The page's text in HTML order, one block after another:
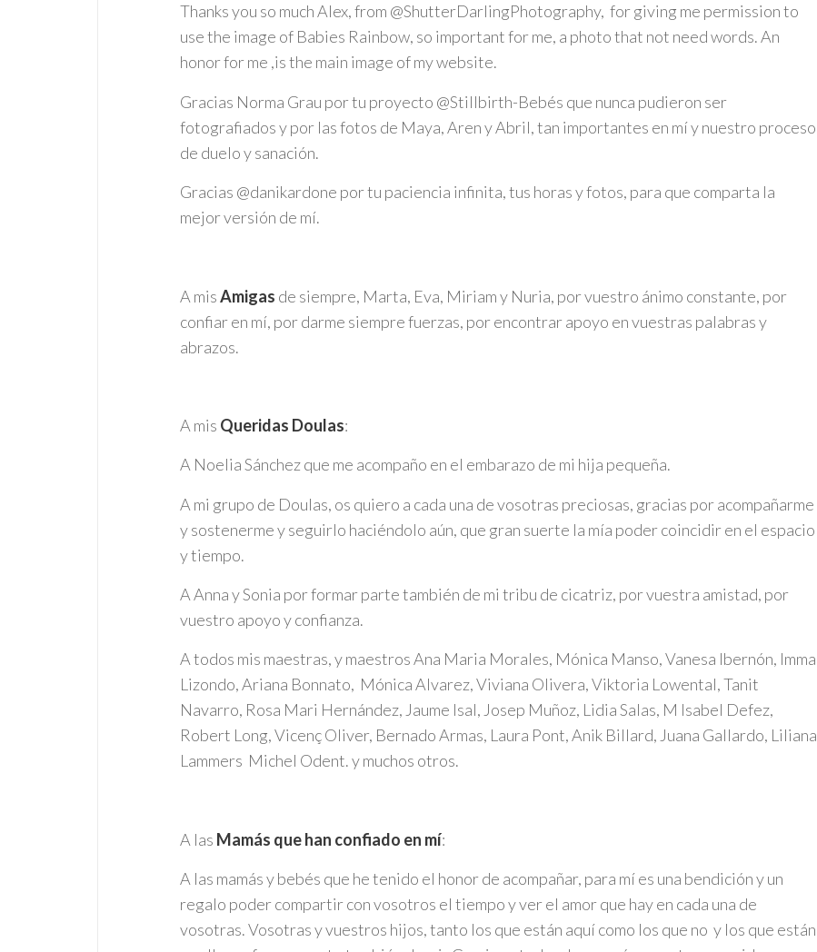
Thanks you so much Alex, from @ShutterDarlingPhotography, for giving me permission to
use the image of Babies Rainbow, so important for me, a photo that not need words. An
honor for me ,is the main image of my website.
Gracias Norma Grau por tu proyecto @Stillbirth-Bebés que nunca pudieron ser
fotografiados y por las fotos de Maya, Aren y Abril, tan importantes en mí y nuestro proceso
de duelo y sanación.
Gracias @danikardone por tu paciencia infinita, tus horas y fotos, para que comparta la
mejor versión de mí.
A misAmigas de siempre, Marta, Eva, Miriam y Nuria, por vuestro ánimo constante, por
confiar en mí, por darme siempre fuerzas, por encontrar apoyo en vuestras palabras y
abrazos.
A mis Queridas Doulas:
A Noelia Sánchez que me acompaño en el embarazo de mi hija pequeña.
A mi grupo de Doulas, os quiero a cada una de vosotras preciosas, gracias por acompañarme
y sostenerme y seguirlo haciéndolo aún, que gran suerte la mía poder coincidir en el espacio
y tiempo.
A Anna y Sonia por formar parte también de mi tribu de cicatriz, por vuestra amistad, por
vuestro apoyo y confianza.
A todos mis maestras, y maestros Ana Maria Morales, Mónica Manso, Vanesa Ibernón, Imma
Lizondo, Ariana Bonnato, Mónica Alvarez, Viviana Olivera, Viktoria Lowental, Tanit
Navarro, Rosa Mari Hernández, Jaume Isal, Josep Muñoz, Lidia Salas, M Isabel Defez,
Robert Long, Vicenç Oliver, Bernado Armas, Laura Pont, Anik Billard, Juana Gallardo, Liliana
Lammers Michel Odent. y muchos otros.
A las Mamás que han confiado en mí:
A las mamás y bebés que he tenido el honor de acompañar, para mí es una bendición y un
regalo poder compartir con vosotros el tiempo y ver el amor que hay en cada una de
vosotras. Vosotras y vuestros hijos, tanto los que están aquí como los que no y los que están